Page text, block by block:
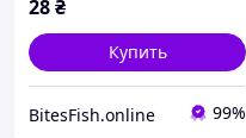
28₴
Купить
BitesFish.online 99%